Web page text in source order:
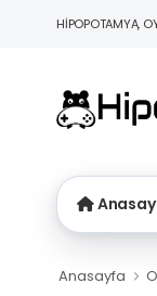
HİPOPOTAMYA,
Anasayfa